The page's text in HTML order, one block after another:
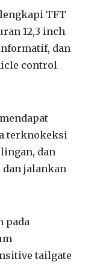
TFT
12,3 inch
dan
control
terknokeksi
dan
jalankan
pada
tailgate